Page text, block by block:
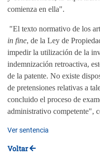
comienza en ella".
"El texto normativo de los
in fine, de la Ley de
impedir la utilización de la
indemnización retroactiva,
de la patente. No existe
de pretensiones relativas a
concluido el proceso de
administrativo competente",
Ver sentencia
Voltar